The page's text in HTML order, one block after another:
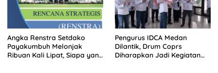
Angka Renstra Setdako
Payakumbuh Melonjak
Ribuan Kali Lipat, Siapa yang
Pengurus IDCA Medan
Dilantik, Drum Coprs
Diharapkan Jadi Kegiatan